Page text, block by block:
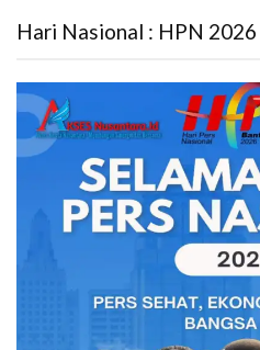
Hari Nasional : HPN 2026